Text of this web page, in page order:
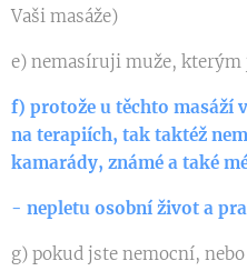
Vaši masáže)
e) nemasíruji muže, kterým
f) protože u těchto masáží
na terapiích, tak taktéž
kamarády, známé a také
- nepletu osobní život a
g) pokud jste nemocní,